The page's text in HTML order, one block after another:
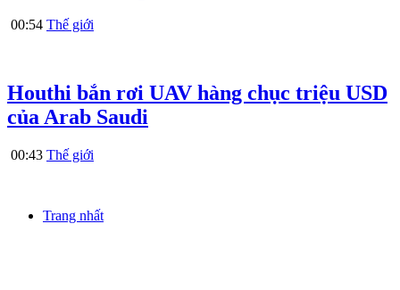
00:54 Thế giới
Houthi bắn rơi UAV hàng chục triệu USD
của Arab Saudi
00:43 Thế giới
Trang nhất